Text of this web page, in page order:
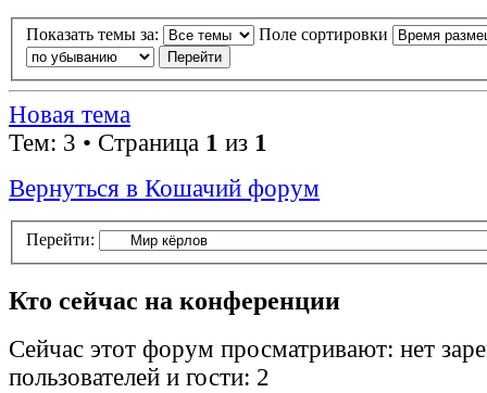
Показать темы за: Поле сортировки
Новая тема
Тем: 3 • Страница 1 из 1
Вернуться в Кошачий форум
Перейти:
Кто сейчас на конференции
Сейчас этот форум просматривают: нет
пользователей и гости: 2